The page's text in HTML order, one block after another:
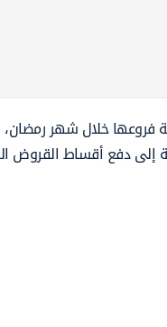
خلال شهر رمضان،
إلى دفع أقساط القروض